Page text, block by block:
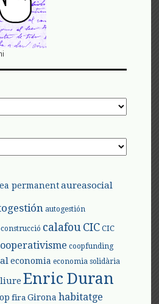
permanent aureasocial
autogestión
calafouCIC CIC
coopfunding
economia economia solidària
Enric Duran
fira Girona habitatge